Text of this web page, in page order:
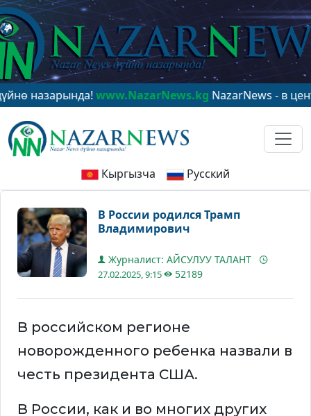
www.NazarNews.kgNazarNews - в центре
Кыргызча Русский
В России родился Трамп
Владимирович
Журналист: АЙСУЛУУ ТАЛАНТ
27.02.2025, 9:15 52189
В российском регионе
новорожденного ребенка назвали в
честь президента США.
В России, как и во многих других